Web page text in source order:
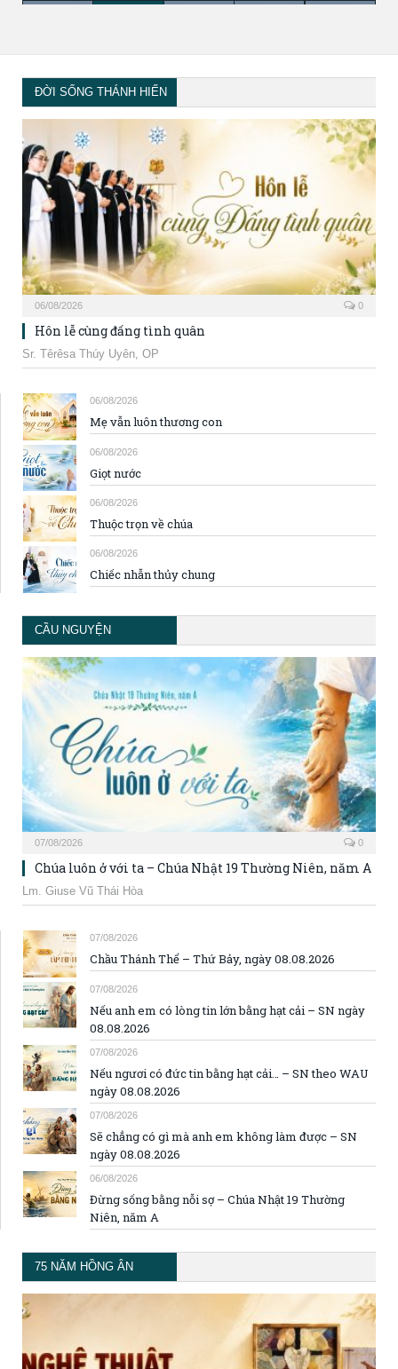
ĐỜI SỐNG THÁNH HIẾN
06/08/2026 0
Hôn lễ cùng đấng tình quân
Sr. Têrêsa Thúy Uyên, OP
06/08/2026
Mẹ vẫn luôn thương con
06/08/2026
Giọt nước
06/08/2026
Thuộc trọn về chúa
06/08/2026
Chiếc nhẫn thủy chung
CẦU NGUYỆN
07/08/2026 0
Chúa luôn ở với ta – Chúa Nhật 19 Thường Niên, năm A
Lm. Giuse Vũ Thái Hòa
07/08/2026
Chầu Thánh Thể – Thứ Bảy, ngày 08.08.2026
07/08/2026
Nếu anh em có lòng tin lớn bằng hạt cải – SN ngày
08.08.2026
07/08/2026
Nếu ngươi có đức tin bằng hạt cải… – SN theo WAU
ngày 08.08.2026
07/08/2026
Sẽ chẳng có gì mà anh em không làm được – SN
ngày 08.08.2026
06/08/2026
Đừng sống bằng nỗi sợ – Chúa Nhật 19 Thường
Niên, năm A
75 NĂM HỒNG ÂN